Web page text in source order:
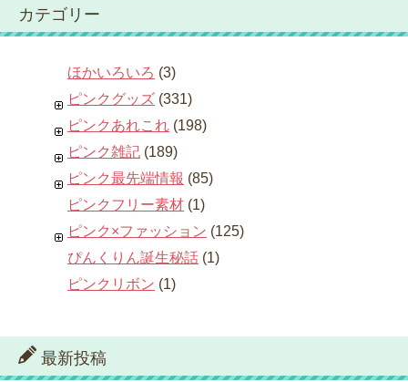
カテゴリー
ほかいろいろ (3)
ピンクグッズ (331)
ピンクあれこれ (198)
ピンク雑記 (189)
ピンク最先端情報 (85)
ピンクフリー素材 (1)
ピンク×ファッション (125)
ぴんくりん誕生秘話 (1)
ピンクリボン (1)
最新投稿